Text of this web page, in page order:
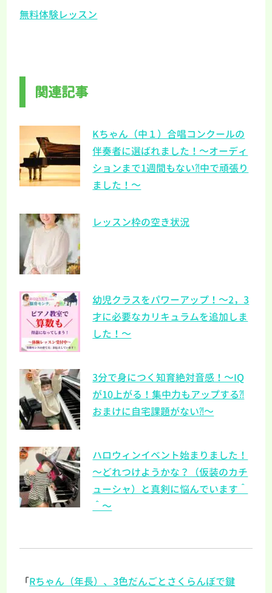
無料体験レッスン
関連記事
Kちゃん（中１）合唱コンクールの
伴奏者に選ばれました！～オーディ
ションまで1週間もない⁈中で頑張り
ました！～
レッスン枠の空き状況
幼児クラスをパワーアップ！～2，3
才に必要なカリキュラムを追加しま
した！～
3分で身につく知育絶対音感！～IQ
が10上がる！集中力もアップする⁈
おまけに自宅課題がない⁈～
ハロウィンイベント始まりました！
～どれつけようかな？（仮装のカチ
ューシャ）と真剣に悩んでいます＾
＾～
「Rちゃん（年長）、3色だんごとさくらんぼで鍵